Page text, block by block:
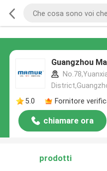
Guangzhou
5.0
Fornitore
chiamare ora
prodotti